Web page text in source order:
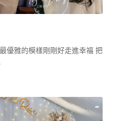
優雅的模樣剛剛好走進幸福 把